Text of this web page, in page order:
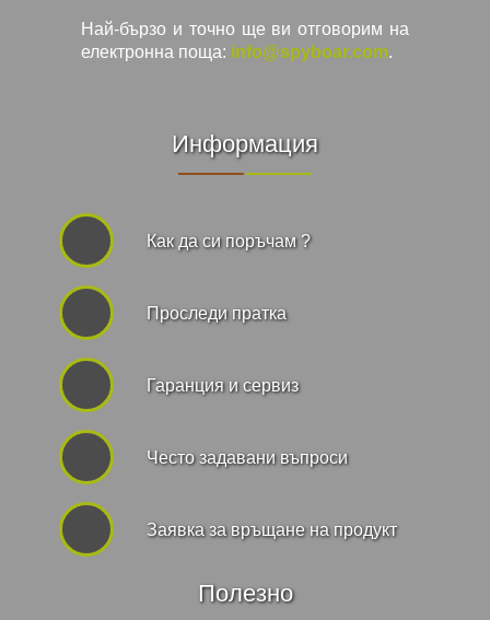
Най-бързо и точно ще ви отговорим на
електронна поща: info@spyboar.com.
Информация
Как да си поръчам ?
Проследи пратка
Гаранция и сервиз
Често задавани въпроси
Заявка за връщане на продукт
Полезно